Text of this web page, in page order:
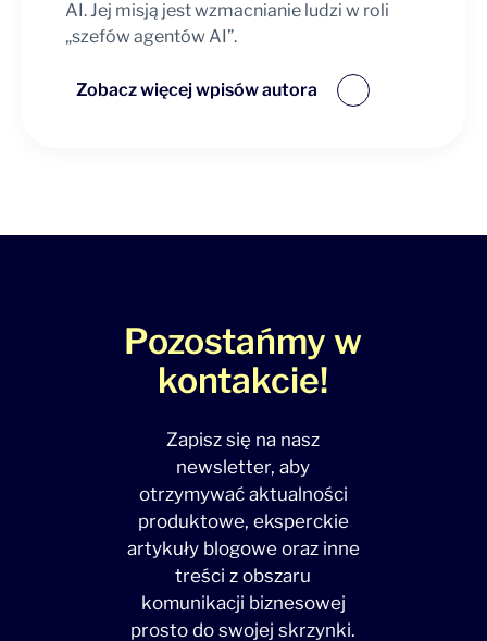
AI. Jej misją jest wzmacnianie ludzi w roli
„szefów agentów AI”.
Zobacz więcej wpisów autora
Pozostańmy w
kontakcie!
Zapisz się na nasz
newsletter, aby
otrzymywać aktualności
produktowe, eksperckie
artykuły blogowe oraz inne
treści z obszaru
komunikacji biznesowej
prosto do swojej skrzynki.